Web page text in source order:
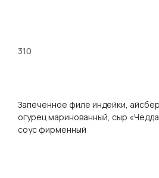
310
Запеченное филе индейки,
огурец маринованный, сыр
соус фирменный